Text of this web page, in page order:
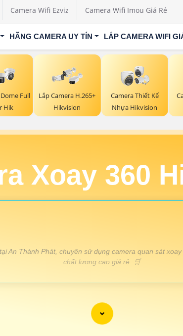
Camera Wifi Ezviz Camera Wifi Imou Giá Rẻ
HÃNG CAMERA UY TÍN LẮP CAMERA WIFI
Full
Hik
Lắp Camera H.265+
Hikvision
Camera Thiết Kế
Nhựa Hikvision
Xoay 360
An Thành Phát, chuyên sử dụng camera quan sát
chất lượng cao giá rẻ. 🛒
1.400.000 VNĐĐộ phân giải 2.0 MP